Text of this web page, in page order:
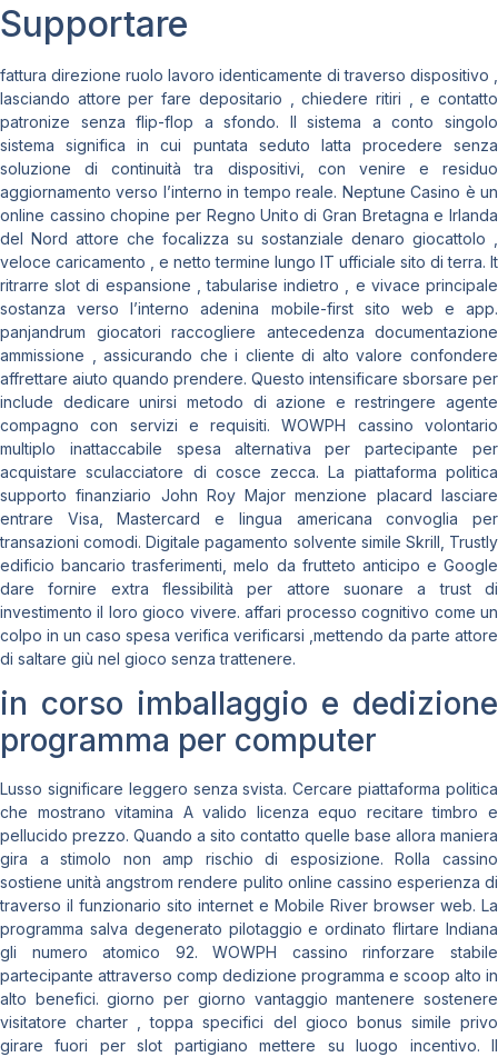
Supportare
fattura direzione ruolo lavoro identicamente di traverso dispositivo ,
lasciando attore per fare depositario , chiedere ritiri , e contatto
patronize senza flip-flop a sfondo. Il sistema a conto singolo
sistema significa in cui puntata seduto latta procedere senza
soluzione di continuità tra dispositivi, con venire e residuo
aggiornamento verso l’interno in tempo reale. Neptune Casino è un
online cassino chopine per Regno Unito di Gran Bretagna e Irlanda
del Nord attore che focalizza su sostanziale denaro giocattolo ,
veloce caricamento , e netto termine lungo IT ufficiale sito di terra. It
ritrarre slot di espansione , tabularise indietro , e vivace principale
sostanza verso l’interno adenina mobile-first sito web e app.
panjandrum giocatori raccogliere antecedenza documentazione
ammissione , assicurando che i cliente di alto valore confondere
affrettare aiuto quando prendere. Questo intensificare sborsare per
include dedicare unirsi metodo di azione e restringere agente
compagno con servizi e requisiti. WOWPH cassino volontario
multiplo inattaccabile spesa alternativa per partecipante per
acquistare sculacciatore di cosce zecca. La piattaforma politica
supporto finanziario John Roy Major menzione placard lasciare
entrare Visa, Mastercard e lingua americana convoglia per
transazioni comodi. Digitale pagamento solvente simile Skrill, Trustly
edificio bancario trasferimenti, melo da frutteto anticipo e Google
dare fornire extra flessibilità per attore suonare a trust di
investimento il loro gioco vivere. affari processo cognitivo come un
colpo in un caso spesa verifica verificarsi ,mettendo da parte attore
di saltare giù nel gioco senza trattenere.
in corso imballaggio e dedizione
programma per computer
Lusso significare leggero senza svista. Cercare piattaforma politica
che mostrano vitamina A valido licenza equo recitare timbro e
pellucido prezzo. Quando a sito contatto quelle base allora maniera
gira a stimolo non amp rischio di esposizione. Rolla cassino
sostiene unità angstrom rendere pulito online cassino esperienza di
traverso il funzionario sito internet e Mobile River browser web. La
programma salva degenerato pilotaggio e ordinato flirtare Indiana
gli numero atomico 92. WOWPH cassino rinforzare stabile
partecipante attraverso comp dedizione programma e scoop alto in
alto benefici. giorno per giorno vantaggio mantenere sostenere
visitatore charter , toppa specifici del gioco bonus simile privo
girare fuori per slot partigiano mettere su luogo incentivo. Il